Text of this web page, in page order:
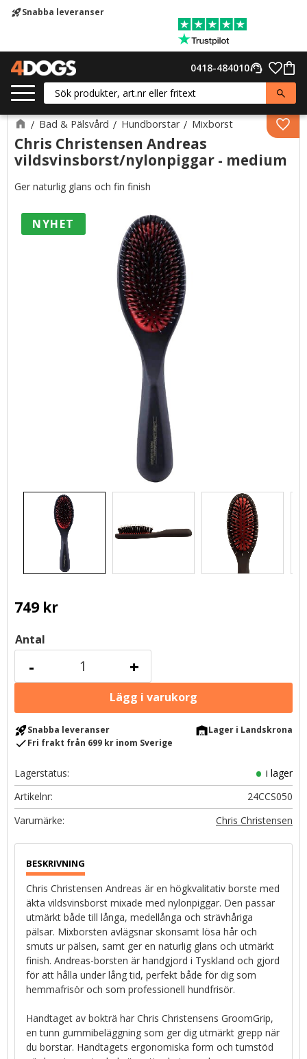
rocket_launchSnabba leveranser
support_agent
0418-484010
Bad & Pälsvård Hundborstar Mixborst
Chris Christensen Andreas
vildsvinsborst/nylonpiggar - medium
Ger naturlig glans och fin finish
NYHET
749kr
Antal
+
-
rocket_launchSnabba leveranser warehouseLager i Landskrona
checkFri frakt från 699 kr inom Sverige
Lagerstatus
i lager
Artikelnr
24CCS050
Chris Christensen
Chris Christensen Andreas är en högkvalitativ borste med
äkta vildsvinsborst mixade med nylonpiggar. Den passar
utmärkt både till långa, medellånga och strävhåriga
pälsar. Mixborsten avlägsnar skonsamt lösa hår och
smuts ur pälsen, samt ger en naturlig glans och utmärkt
finish. Andreas-borsten är handgjord i Tyskland och gjord
för att hålla under lång tid, perfekt både för dig som
hemmafrisör och som professionell hundfrisör.
Handtaget av bokträ har Chris Christensens GroomGrip,
en tunn gummibeläggning som ger dig utmärkt grepp när
du borstar. Handtagets ergonomiska form och tumstöd